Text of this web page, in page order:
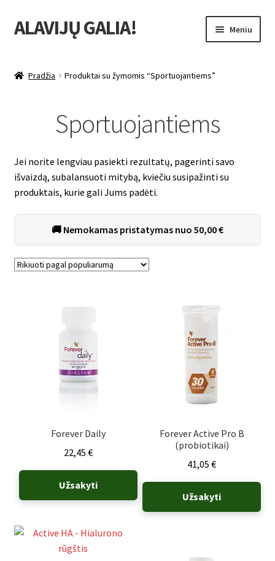
Pereiti
prie
Pereiti
prie
ALAVIJŲ GALIA! Meniu
Uždarbio galimybė
Forever Living products
Pradžia Produktai su žymomis “Sportuojantiems”
Sportuojantiems
Jei norite lengviau pasiekti rezultatų, pagerinti savo
išvaizdą, subalansuoti mitybą, kviečiu susipažinti su
produktais, kurie gali Jums padėti.
🚚 Nemokamas pristatymas nuo 50,00€
Forever Daily
22,45 €
Užsakyti
Forever Active Pro B
(probiotikai)
41,05€
Užsakyti